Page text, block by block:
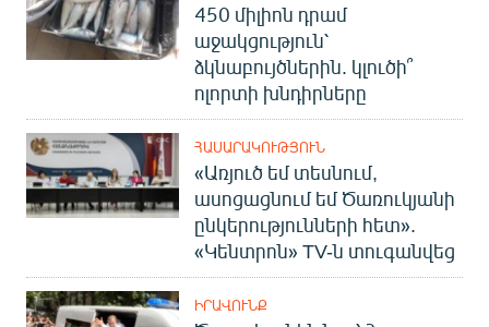
450 միլիոն դրամ
աջակցություն՝
ձկնաբույծներին. կլուծի՞
ոլորտի խնդիրները
ՀԱՍԱՐԱԿՈՒԹՅՈՒՆ
«Առյուծ եմ տեսնում,
ասոցացնում եմ Ծառուկյանի
ընկերությունների հետ».
«Կենտրոն» TV-ն տուգանվեց
ԻՐԱՎՈՒՆՔ